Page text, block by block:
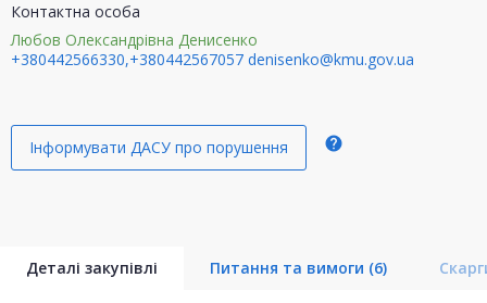
Контактна особа
Любов Олександрівна Денисенко
+380442566330,+380442567057 denisenko@kmu.gov.ua
Інформувати ДАСУ про порушення help
Деталі закупівлі Питання та вимоги (6)